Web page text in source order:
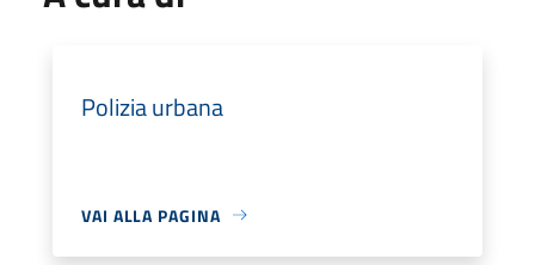
Polizia urbana
VAI ALLA PAGINA